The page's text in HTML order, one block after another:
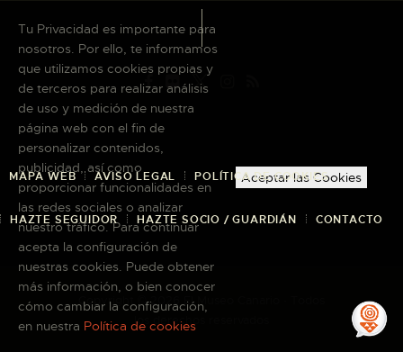
MAPA WEB AVISO LEGAL POLÍTICA DE COOKIES
HAZTE SEGUIDOR HAZTE SOCIO / GUARDIÁN CONTACTO
Copyright © 2026 El Museo Canario · Todos
los derechos reservados
Tu Privacidad es importante para
nosotros. Por ello, te informamos
que utilizamos cookies propias y
de terceros para realizar análisis
de uso y medición de nuestra
página web con el fin de
personalizar contenidos,
publicidad, así como
proporcionar funcionalidades en
las redes sociales o analizar
nuestro tráfico. Para continuar
acepta la configuración de
nuestras cookies. Puede obtener
más información, o bien conocer
cómo cambiar la configuración,
en nuestra Política de cookies
Aceptar las Cookies